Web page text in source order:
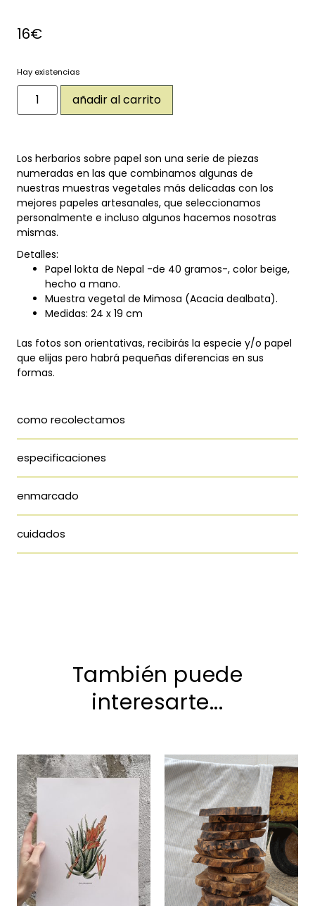
16€
Hay existencias
añadir al carrito
Los herbarios sobre papel son una serie de piezas
numeradas en las que combinamos algunas de
nuestras muestras vegetales más delicadas con los
mejores papeles artesanales, que seleccionamos
personalmente e incluso algunos hacemos nosotras
mismas.
Detalles:
Papel lokta de Nepal -de 40 gramos-, color beige,
hecho a mano.
Muestra vegetal de Mimosa (Acacia dealbata).
Medidas: 24 x 19 cm
Las fotos son orientativas, recibirás la especie y/o papel
que elijas pero habrá pequeñas diferencias en sus
formas.
como recolectamos
especificaciones
enmarcado
cuidados
También puede
interesarte...